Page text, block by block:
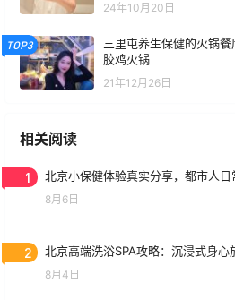
24年10月20日
TOP3
三里屯养生保健的火锅
胶鸡火锅
21年12月26日
相关阅读
1 北京小保健体验真实分享，都市人
8月6日
2 北京高端洗浴SPA攻略：沉浸式身心
8月4日